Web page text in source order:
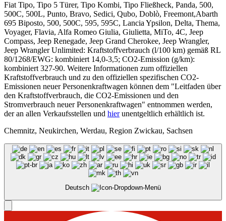
Fiat Tipo, Tipo 5 Türer, Tipo Kombi, Tipo Fließheck, Panda, 500,
500C, 500L, Punto, Bravo, Sedici, Qubo, Doblò, Freemont,Abarth
695 Biposto, 500, 500C, 595, 595C, Lancia Ypsilon, Delta, Thema,
Voyager, Flavia, Alfa Romeo Giulia, Giulietta, MiTo, 4C, Jeep
Compass, Jeep Renegade, Jeep Grand Cherokee, Jeep Wrangler,
Jeep Wrangler Unlimited: Kraftstoffverbrauch (l/100 km) gemäß RL
80/1268/EWG: kombiniert 14,0-3,5; CO2-Emission (g/km):
kombiniert 327-90. Weitere Informationen zum offiziellen
Kraftstoffverbrauch und zu den offiziellen spezifischen CO2-
Emissionen neuer Personenkraftwagen können dem "Leitfaden über
den Kraftstoffverbrauch, die CO2-Emissionen und den
Stromverbrauch neuer Personenkraftwagen" entnommen werden,
der an allen Verkaufsstellen und hierunentgeltlich erhältlich ist.
Chemnitz, Neukirchen, Werdau, Region Zwickau, Sachsen
Deutsch